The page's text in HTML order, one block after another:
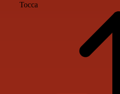
Tocca